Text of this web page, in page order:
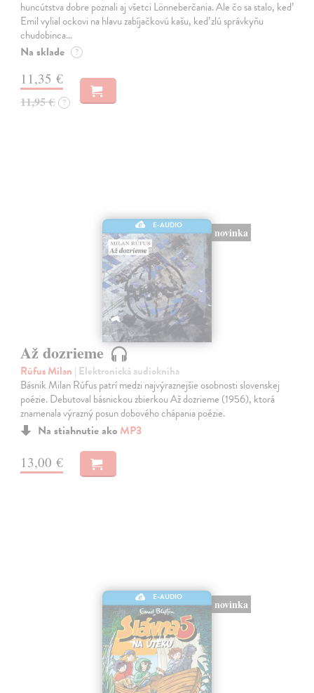
huncútstva dobre poznali aj všetci Lönneberčania. Ale čo sa stalo, keď
Emil vylial ockovi na hlavu zabíjačkovú kašu, keď zlú správkyňu
chudobinca…
Na sklade ?
11,35 €
11,95 € ?
E-AUDIO
novinka
Až dozrieme
Rúfus Milan | Elektronická audiokniha
Básnik Milan Rúfus patrí medzi najvýraznejšie osobnosti slovenskej
poézie. Debutoval básnickou zbierkou Až dozrieme (1956), ktorá
znamenala výrazný posun dobového chápania poézie.
Na stiahnutie ako MP3
13,00 €
E-AUDIO
novinka